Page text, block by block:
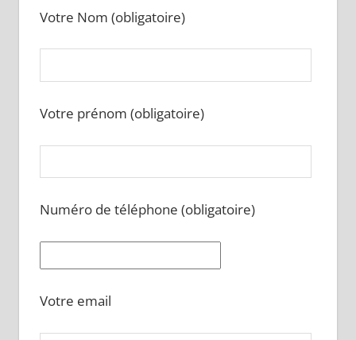
Votre Nom (obligatoire)
Votre prénom (obligatoire)
Numéro de téléphone (obligatoire)
Votre email